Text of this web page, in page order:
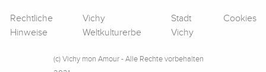
Rechtliche
Hinweise
Vichy
Weltkulturerbe
Stadt
Vichy
Cookies
(c) Vichy mon Amour - Alle Rechte vorbehalten